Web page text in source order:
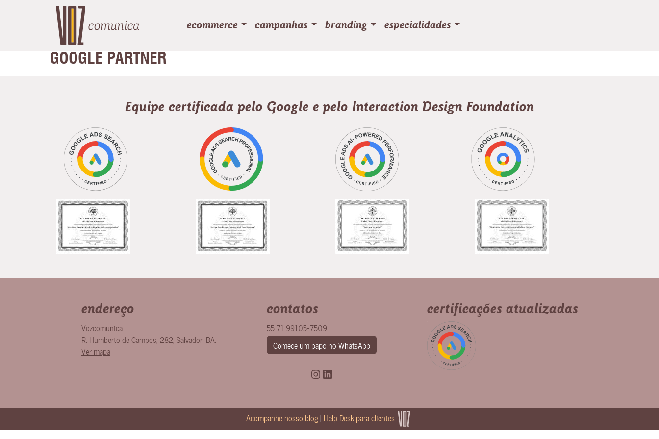
ecommerce campanhas branding especialidades
GOOGLE PARTNER
Equipe certificada pelo Google e pelo Interaction Design Foundation
endereço
Vozcomunica
R. Humberto de Campos, 282 Salvador, BA
Ver mapa
contatos
55 71 99105-7509
Comece um papo no WhatsApp
Instagram
LinkedIn
certificações atualizadas
Acompanhe nosso blog| Help Desk para clientes